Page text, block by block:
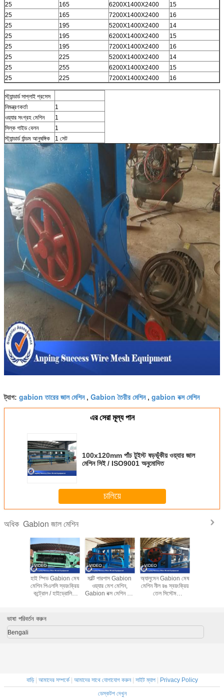
25
165 6200X1400X2400
15
25
165 7200X1400X2400
16
25
195 5200X1400X2400
14
25
195 6200X1400X2400
15
25
195 7200X1400X2400
16
25
225 5200X1400X2400
14
25
255 6200X1400X2400
15
25
225 7200X1400X2400 16
স্ট্যান্ডার্ড সাপ্লাই প্রসেস
নিমন্ত্রণকর্তা
1
ওয়্যার সংগ্রহ মেশিন
1
সিল্ক গাইড বেলন
1
স্ট্যান্ডার্ড র্যান্ডম আনুষঙ্গিক
1 সেট
ট্যাগ: gabion তারের জাল মেশিন, Gabion তৈরীর মেশিন, gabion বক্স মেশিন
এর সেরা মূল্য পান
100x120mm পাঁচ টুইস্ট ষড়ভূঁকীয় ওয়্যার জাল
মেশিন সিই / ISO9001 অনুমোদিত
চালিয়ে
অধিক Gabion জাল মেশিন
হাই স্পিড Gabion মেষ
মেশিন পিএলসি স্বয়ংক্রিয়
কন্ট্রোল / হাইড্রোলিক
মাল্টি পারপাস Gabion
ওয়্যার মেশ মেশিন,
Gabion বক্স মেশিন উচ্চ
অ্যালুমেন Gabion মেষ
মেশিন নীল রঙ স্বয়ংক্রিয়
তেল সিস্টেম
ভাষা পরিবর্তন করুন
Bengali
বাড়ি| আমাদের সম্পর্কে| আমাদের সাথে যোগাযোগ করুন| সাইট ম্যাপ| Privacy Policy
ডেস্কটপ দেখুন